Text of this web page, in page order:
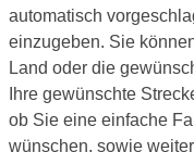
automatisch
einzugeben. Sie
Land oder die
Ihre gewünschte
ob Sie eine einfache
wünschen, sowie